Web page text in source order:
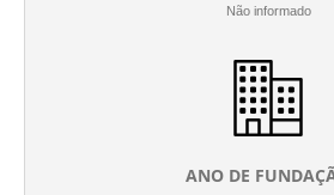
Não informado
ANO DE